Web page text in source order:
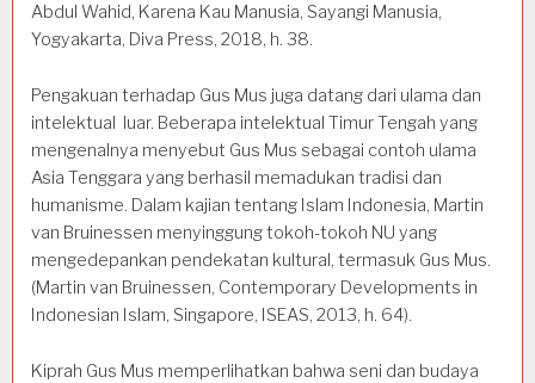
Abdul Wahid, Karena Kau Manusia, Sayangi Manusia,
Yogyakarta, Diva Press, 2018, h. 38.
Pengakuan terhadap Gus Mus juga datang dari ulama dan
intelektual luar. Beberapa intelektual Timur Tengah yang
mengenalnya menyebut Gus Mus sebagai contoh ulama
Asia Tenggara yang berhasil memadukan tradisi dan
humanisme. Dalam kajian tentang Islam Indonesia, Martin
van Bruinessen menyinggung tokoh-tokoh NU yang
mengedepankan pendekatan kultural, termasuk Gus Mus.
(Martin van Bruinessen, Contemporary Developments in
Indonesian Islam, Singapore, ISEAS, 2013, h. 64).
Kiprah Gus Mus memperlihatkan bahwa seni dan budaya